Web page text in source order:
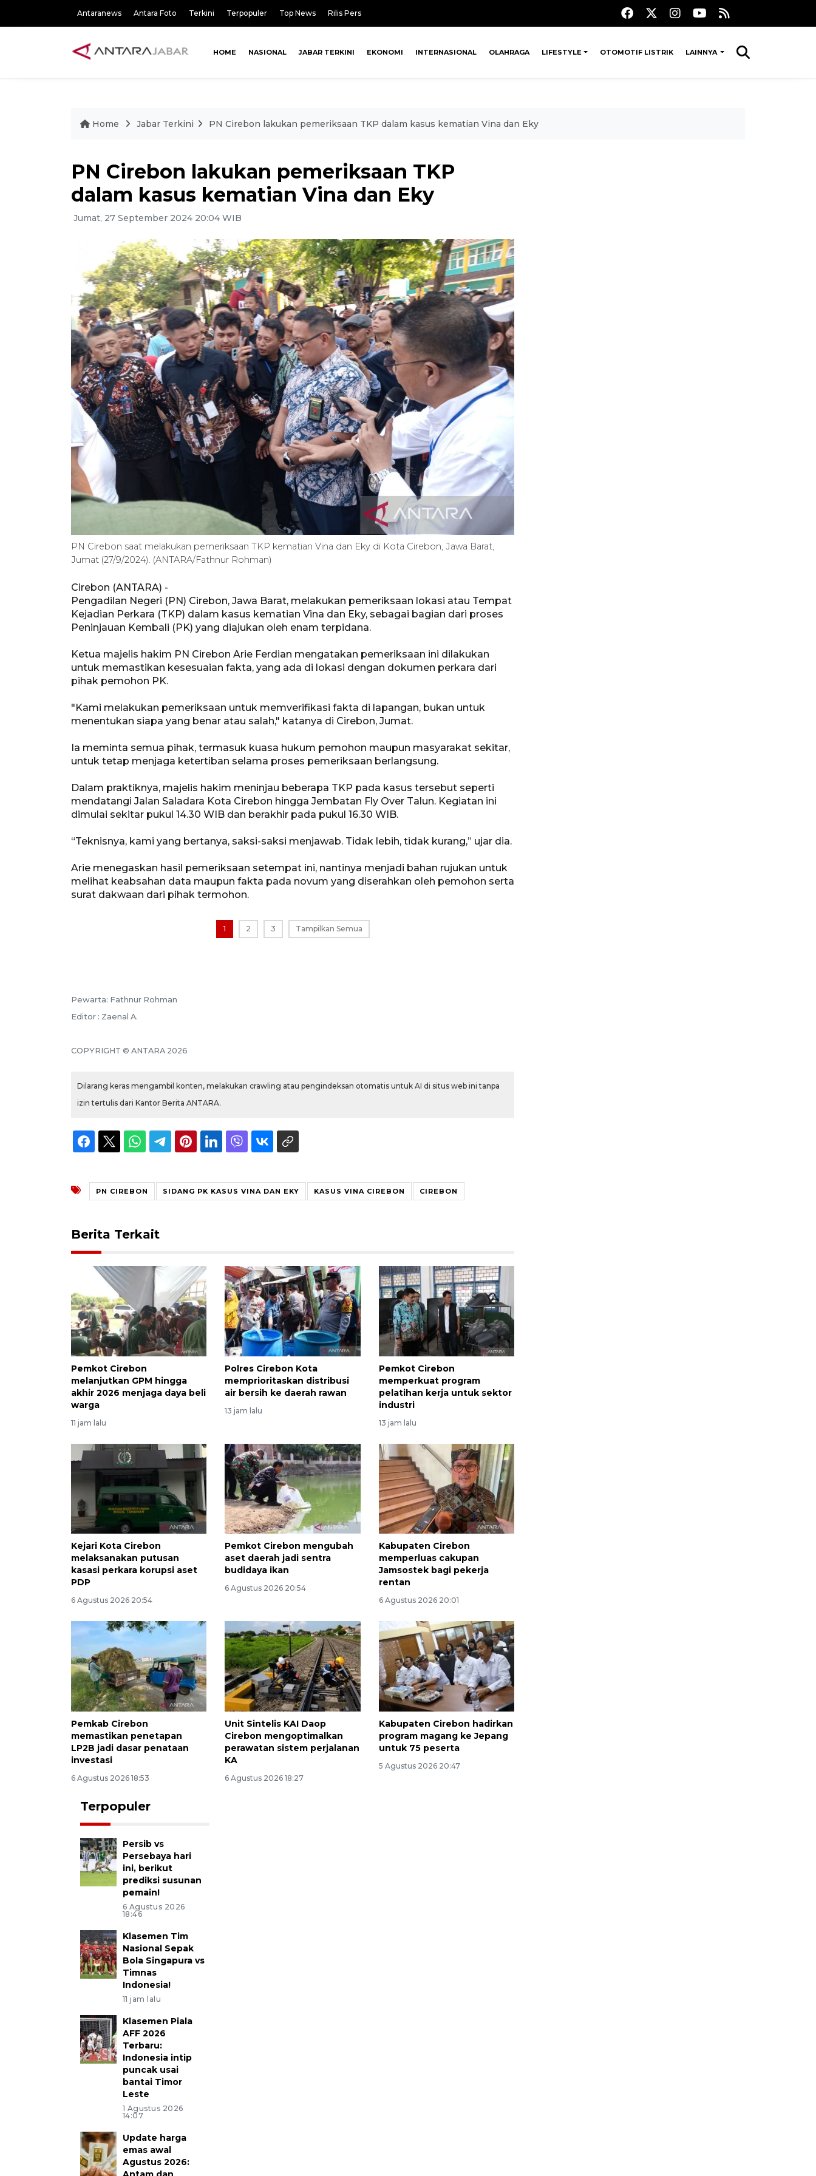
Antaranews Antara Foto Terkini Terpopuler Top News Rilis Pers
HOME NASIONAL JABAR TERKINI EKONOMI INTERNASIONAL OLAHRAGA LIFESTYLE OTOMOTIF LISTRIK LAINNYA
Home Jabar Terkini PN Cirebon lakukan pemeriksaan TKP dalam kasus kematian Vina dan Eky
PN Cirebon lakukan pemeriksaan TKP
dalam kasus kematian Vina dan Eky
Jumat, 27 September 2024 20:04 WIB
PN Cirebon saat melakukan pemeriksaan TKP kematian Vina dan Eky di Kota Cirebon, Jawa Barat,
Jumat (27/9/2024). (ANTARA/Fathnur Rohman)
Cirebon (ANTARA) -
Pengadilan Negeri (PN) Cirebon, Jawa Barat, melakukan pemeriksaan lokasi atau Tempat
Kejadian Perkara (TKP) dalam kasus kematian Vina dan Eky, sebagai bagian dari proses
Peninjauan Kembali (PK) yang diajukan oleh enam terpidana.
Ketua majelis hakim PN Cirebon Arie Ferdian mengatakan pemeriksaan ini dilakukan
untuk memastikan kesesuaian fakta, yang ada di lokasi dengan dokumen perkara dari
pihak pemohon PK.
"Kami melakukan pemeriksaan untuk memverifikasi fakta di lapangan, bukan untuk
menentukan siapa yang benar atau salah," katanya di Cirebon, Jumat.
Ia meminta semua pihak, termasuk kuasa hukum pemohon maupun masyarakat sekitar,
untuk tetap menjaga ketertiban selama proses pemeriksaan berlangsung.
Dalam praktiknya, majelis hakim meninjau beberapa TKP pada kasus tersebut seperti
mendatangi Jalan Saladara Kota Cirebon hingga Jembatan Fly Over Talun. Kegiatan ini
dimulai sekitar pukul 14.30 WIB dan berakhir pada pukul 16.30 WIB.
“Teknisnya, kami yang bertanya, saksi-saksi menjawab. Tidak lebih, tidak kurang,” ujar dia.
Arie menegaskan hasil pemeriksaan setempat ini, nantinya menjadi bahan rujukan untuk
melihat keabsahan data maupun fakta pada novum yang diserahkan oleh pemohon serta
surat dakwaan dari pihak termohon.
1 2 3 Tampilkan Semua
Pewarta: Fathnur Rohman
Editor : Zaenal A.
COPYRIGHT © ANTARA 2026
Dilarang keras mengambil konten, melakukan crawling atau pengindeksan otomatis untuk AI di situs web ini tanpa
izin tertulis dari Kantor Berita ANTARA.
PN CIREBON SIDANG PK KASUS VINA DAN EKY KASUS VINA CIREBON CIREBON
Berita Terkait
Pemkot Cirebon
melanjutkan GPM hingga
akhir 2026 menjaga daya beli
warga
11 jam lalu
Polres Cirebon Kota
memprioritaskan distribusi
air bersih ke daerah rawan
13 jam lalu
Pemkot Cirebon
memperkuat program
pelatihan kerja untuk sektor
industri
13 jam lalu
Kejari Kota Cirebon
melaksanakan putusan
kasasi perkara korupsi aset
PDP
6 Agustus 2026 20:54
Pemkot Cirebon mengubah
aset daerah jadi sentra
budidaya ikan
6 Agustus 2026 20:54
Kabupaten Cirebon
memperluas cakupan
Jamsostek bagi pekerja
rentan
6 Agustus 2026 20:01
Pemkab Cirebon
memastikan penetapan
LP2B jadi dasar penataan
investasi
6 Agustus 2026 18:53
Unit Sintelis KAI Daop
Cirebon mengoptimalkan
perawatan sistem perjalanan
KA
6 Agustus 2026 18:27
Kabupaten Cirebon hadirkan
program magang ke Jepang
untuk 75 peserta
5 Agustus 2026 20:47
Terpopuler
Persib vs
Persebaya hari
ini, berikut
prediksi susunan
pemain!
6 Agustus 2026
18:46
Klasemen Tim
Nasional Sepak
Bola Singapura vs
Timnas
Indonesia!
11 jam lalu
Klasemen Piala
AFF 2026
Terbaru:
Indonesia intip
puncak usai
bantai Timor
Leste
1 Agustus 2026
14:07
Update harga
emas awal
Agustus 2026: